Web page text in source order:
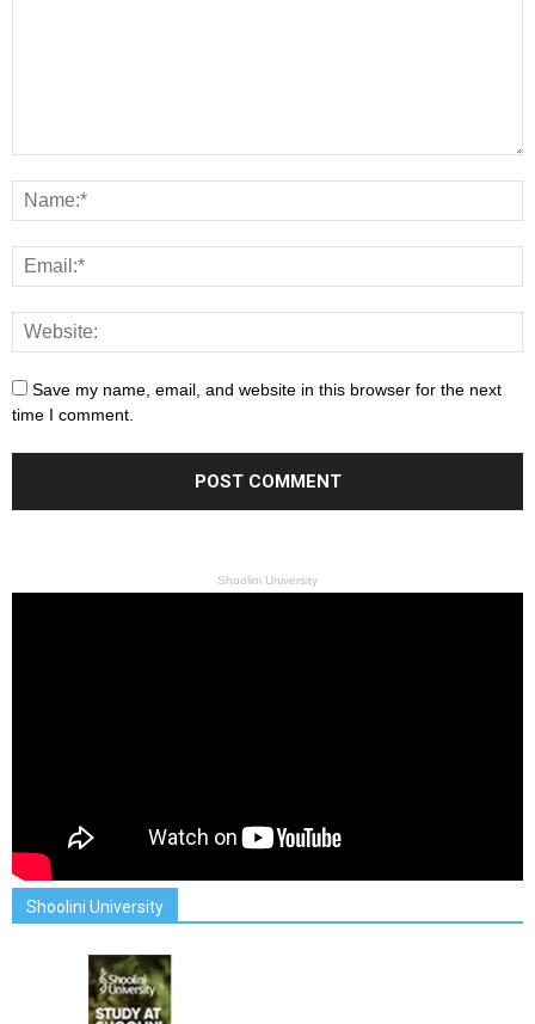
Save my name, email, and website in this browser for the next
time I comment.
Shoolini University
Shoolini University